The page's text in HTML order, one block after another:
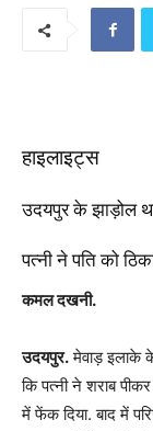
हाइलाइट्स
उदयपुर के झाड़ोल
पत्नी ने पति को
कमल दखनी.
उदयपुर.मेवाड़ इलाके
कि पत्नी ने शराब
में फेंक दिया. बाद में